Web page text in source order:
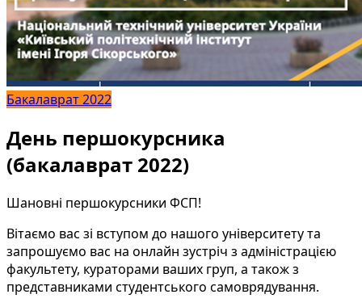
Бакалаврат 2022
День першокурсника
(бакалаврат 2022)
Шановні першокурсники ФСП!
Вітаємо вас зі вступом до нашого університету та
запрошуємо вас на онлайн зустріч з адміністрацією
факультету, кураторами ваших груп, а також з
представниками студентського самоврядування.